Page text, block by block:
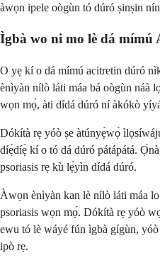
àwọn ipele oògùn tó dúró ṣinṣin
Ìgbà wo ni mo lè dá mímú
O yẹ kí o dá mímú acitretin dúró
ènìyàn nílò láti máa bá oògùn náà
wọn mọ́, àti dídá dúró ní àkókò
Dókítà rẹ yóò ṣe àtúnyẹ̀wọ̀
díẹ̀díẹ̀ kí o tó dá dúró pátápátá.
psoriasis rẹ kù lẹ́yìn dídá dúró.
Àwọn ènìyàn kan lè nílò láti máa
psoriasis wọn mọ́. Dókítà rẹ yóò
ewu tó lè wáyé fún ìgbà gígùn,
ipò rẹ.